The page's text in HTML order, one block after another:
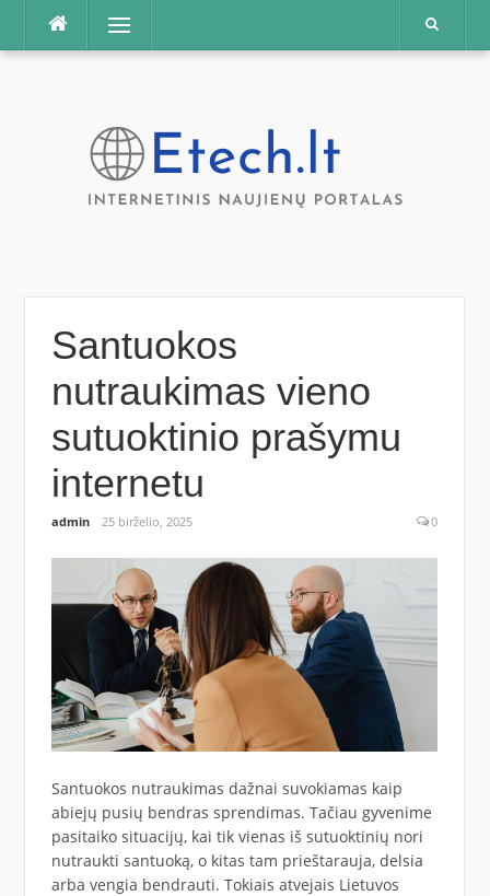
Praleisti
Meniu
Santuokos
nutraukimas vieno
sutuoktinio prašymu
internetu
admin 25 birželio, 2025 0
Santuokos nutraukimas dažnai suvokiamas kaip
abiejų pusių bendras sprendimas. Tačiau gyvenime
pasitaiko situacijų, kai tik vienas iš sutuoktinių nori
nutraukti santuoką, o kitas tam prieštarauja, delsia
arba vengia bendrauti. Tokiais atvejais Lietuvos